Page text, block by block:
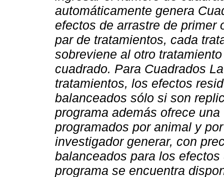
automáticamente genera
efectos de arrastre de primer
par de tratamientos, cada
sobreviene al otro
cuadrado. Para Cuadrados
tratamientos, los efectos
balanceados sólo si son
programa además ofrece
programados por animal y
investigador generar, con
balanceados para los
programa se encuentra